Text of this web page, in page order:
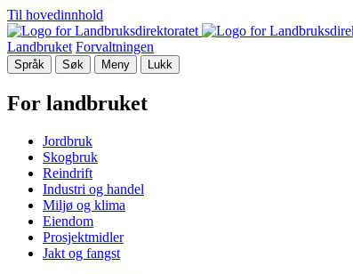
Til hovedinnhold
Landbruket Forvaltningen
Språk Søk Meny Lukk
For landbruket
Jordbruk
Skogbruk
Reindrift
Industri og handel
Miljø og klima
Eiendom
Prosjektmidler
Jakt og fangst